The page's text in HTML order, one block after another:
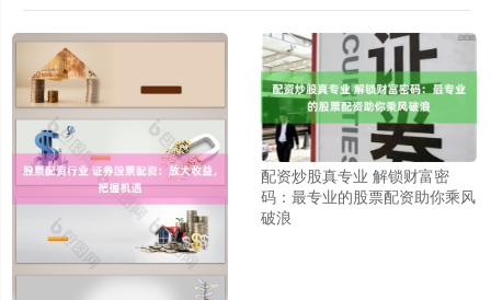
配资炒股真专业 解锁财富密
码：最专业的股票配资助你乘风
破浪